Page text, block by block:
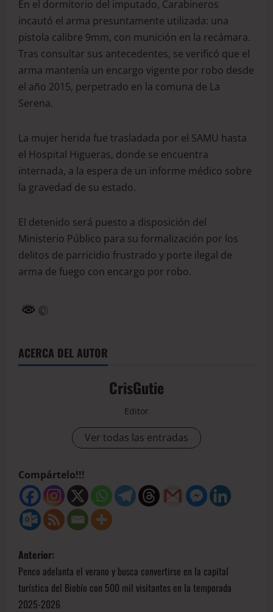
En el dormitorio del imputado, Carabineros
incautó el arma presuntamente utilizada: una
pistola calibre 9mm, con munición en la recámara.
Tras consultar sus antecedentes, se verificó que el
arma mantenía un encargo vigente por robo desde
el año 2015, perpetrado en la comuna de La
Serena.
La mujer herida fue trasladada por el SAMU hasta
el Hospital Higueras, donde se encuentra
internada, a la espera de un informe médico sobre
la gravedad de su estado.
El detenido será puesto a disposición del
Ministerio Público para su formalización por los
delitos de parricidio frustrado y porte ilegal de
arma de fuego con encargo por robo.
ACERCA DEL AUTOR
CrisGutie
Editor
Ver todas las entradas
Compártelo!!!
Anterior:
Penco adelanta el verano y busca convertirse en la capital
turística del Biobío con 500 mil visitantes en la temporada
2025-2026